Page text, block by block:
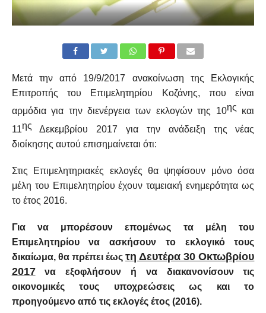
Μετά την από 19/9/2017 ανακοίνωση της Εκλογικής
Επιτροπής του Επιμελητηρίου Κοζάνης, που είναι
αρμόδια για την διενέργεια των εκλογών της 10ηςκαι
11ηςΔεκεμβρίου 2017 για την ανάδειξη της νέας
διοίκησης αυτού επισημαίνεται ότι:
Στις Επιμελητηριακές εκλογές θα ψηφίσουν μόνο όσα
μέλη του Επιμελητηρίου έχουν ταμειακή ενημερότητα ως
το έτος 2016.
Για να μπορέσουν επομένως τα μέλη του
Επιμελητηρίου να ασκήσουν το εκλογικό τους
δικαίωμα, θα πρέπει έωςτη Δευτέρα 30 Οκτωβρίου
2017να εξοφλήσουν ή να διακανονίσουν τις
οικονομικές τους υποχρεώσεις ως και το
προηγούμενο από τις εκλογές έτος (2016).